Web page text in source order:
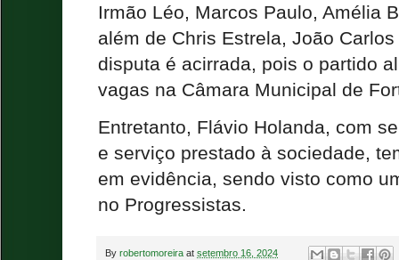
Irmão Léo, Marcos Paulo, Amélia
além de Chris Estrela, João
disputa é acirrada, pois o partido
vagas na Câmara Municipal de
Entretanto, Flávio Holanda, com
e serviço prestado à sociedade,
em evidência, sendo visto como
no Progressistas.
By robertomoreira at setembro 16, 2024